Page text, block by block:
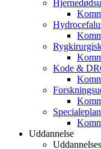
Kode &
Uddannelse